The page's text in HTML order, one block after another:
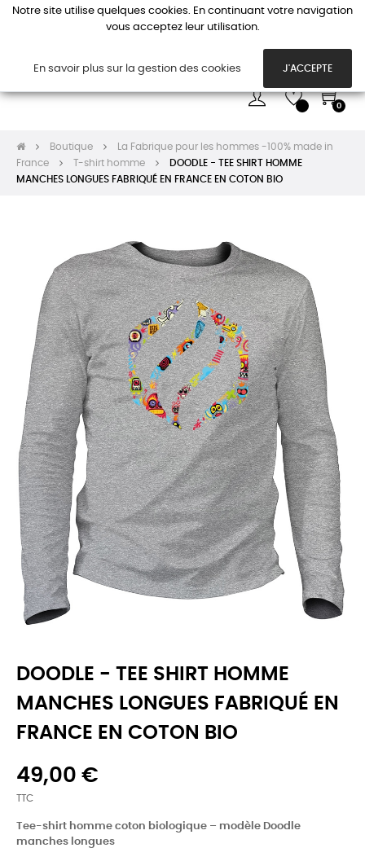
la
0
Boutique
La Fabrique pour les hommes -100% made in
France
T-shirt homme
DOODLE - TEE SHIRT HOMME
MANCHES LONGUES FABRIQUÉ EN FRANCE EN COTON BIO
DOODLE - TEE SHIRT HOMME
MANCHES LONGUES FABRIQUÉ EN
FRANCE EN COTON BIO
49,00 €
TTC
Tee-shirt homme coton biologique – modèle Doodle
manches longues
Notre site utilise quelques cookies. En continuant votre navigation
vous acceptez leur utilisation.
En savoir plus sur la gestion des cookies J'ACCEPTE